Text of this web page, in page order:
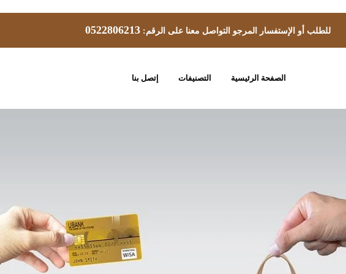
للطلب أو الإستفسار المرجو التواصل معنا على الرقم:0522806213
الصفحة الرئيسية التصنيفات إتصل بنا